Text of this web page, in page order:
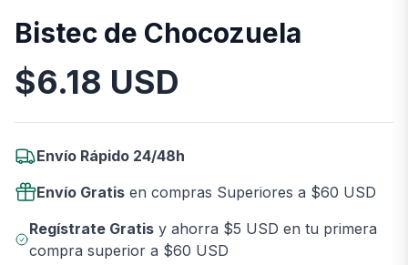
Bistec de Chocozuela
Información del Producto
$6.18 USD
Envío Rápido 24/48h
Envío Gratis en compras Superiores a $60 USD
Regístrate Gratisy ahorra $5 USD en tu primera
compra superior a $60 USD